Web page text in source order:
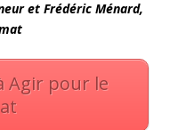
et Frédéric Ménard,
Agir pour le